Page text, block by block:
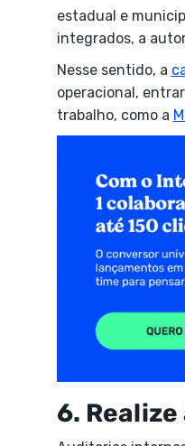
estadual e
integrados, a
Nesse sentido, a
operacional,
trabalho, como a
6.